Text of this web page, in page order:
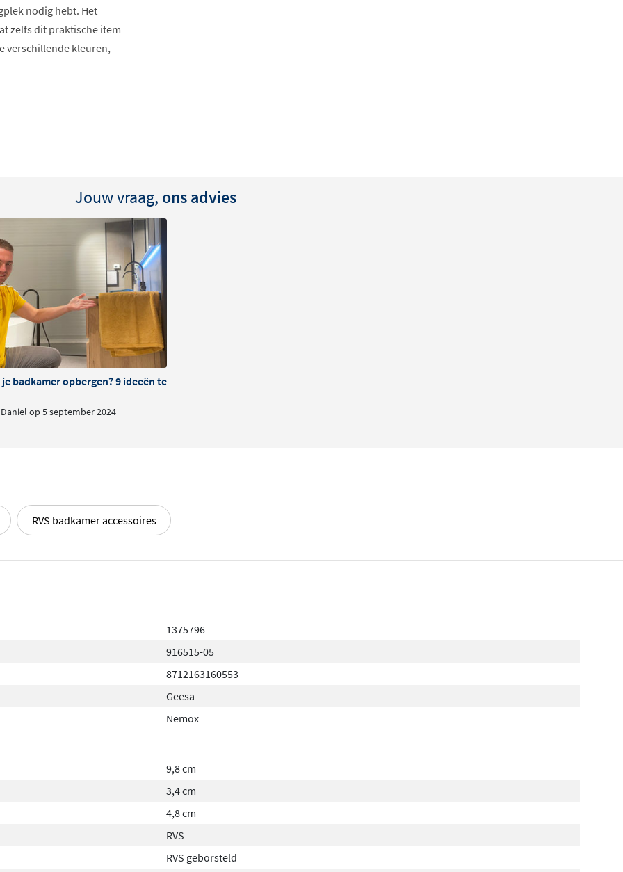
nodig hebt. Het
zelfs dit praktische item
verschillende kleuren,
en vakmanschap. Deze
is vervaardigd uit
van de gekozen
zorgen ervoor dat
draagt bij aan een
dubbele haak heb je de
de andere
compact maar toch ruim
de haak zelf ook het
instructie. Zo kun je
Jouw vraag, ons advies
badkamer opbergen? 9 ideeën ter inspiratie
op 5 september 2024
RVS badkamer accessoires
1375796
916515-05
8712163160553
Geesa
Nemox
9,8 cm
3,4 cm
4,8 cm
RVS
RVS geborsteld